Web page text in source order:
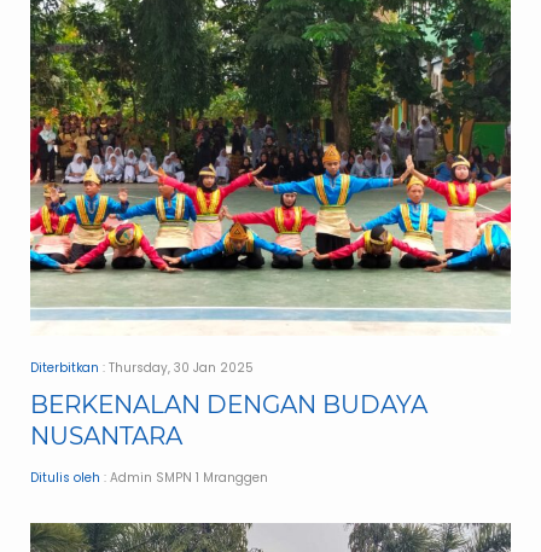
Diterbitkan : Thursday, 30 Jan 2025
BERKENALAN DENGAN BUDAYA
NUSANTARA
Ditulis oleh : Admin SMPN 1 Mranggen